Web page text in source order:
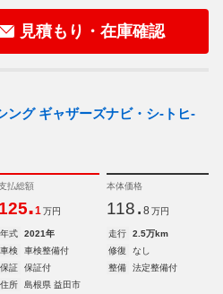
見積もり・在庫確認
ング ギャザーズナビ・シ-トヒ-
払総額
125.1 万円
本体価格
118. 8 万円
年式 2021年 走行
2.5万km
車検
車検整備付 修復
なし
保証
保証付 整備
法定整備付
住所
島根県 益田市